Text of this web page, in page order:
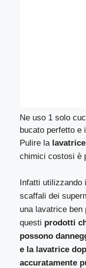
Ne uso 1 solo
bucato perfetto e
Pulire la lavatrice
chimici costosi è
Infatti utilizzando
scaffali dei
una lavatrice
questi prodotti
possono
e la lavatrice
accuratamente